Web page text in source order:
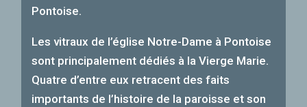
Pontoise.
Les vitraux de l’église Notre-Dame à Pontoise
sont principalement dédiés à la Vierge Marie.
Quatre d’entre eux retracent des faits
importants de l’histoire de la paroisse et son